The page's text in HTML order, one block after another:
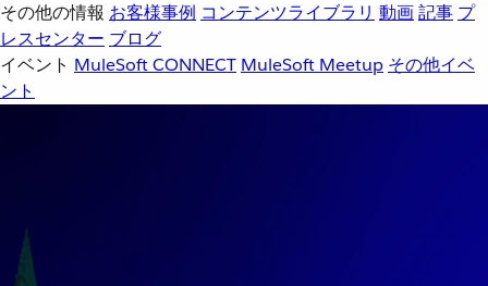
その他の情報 お客様事例 コンテンツライブラリ 動画記事 プ
レスセンター ブログ
イベント MuleSoft CONNECT MuleSoft Meetup その他イベ
ント